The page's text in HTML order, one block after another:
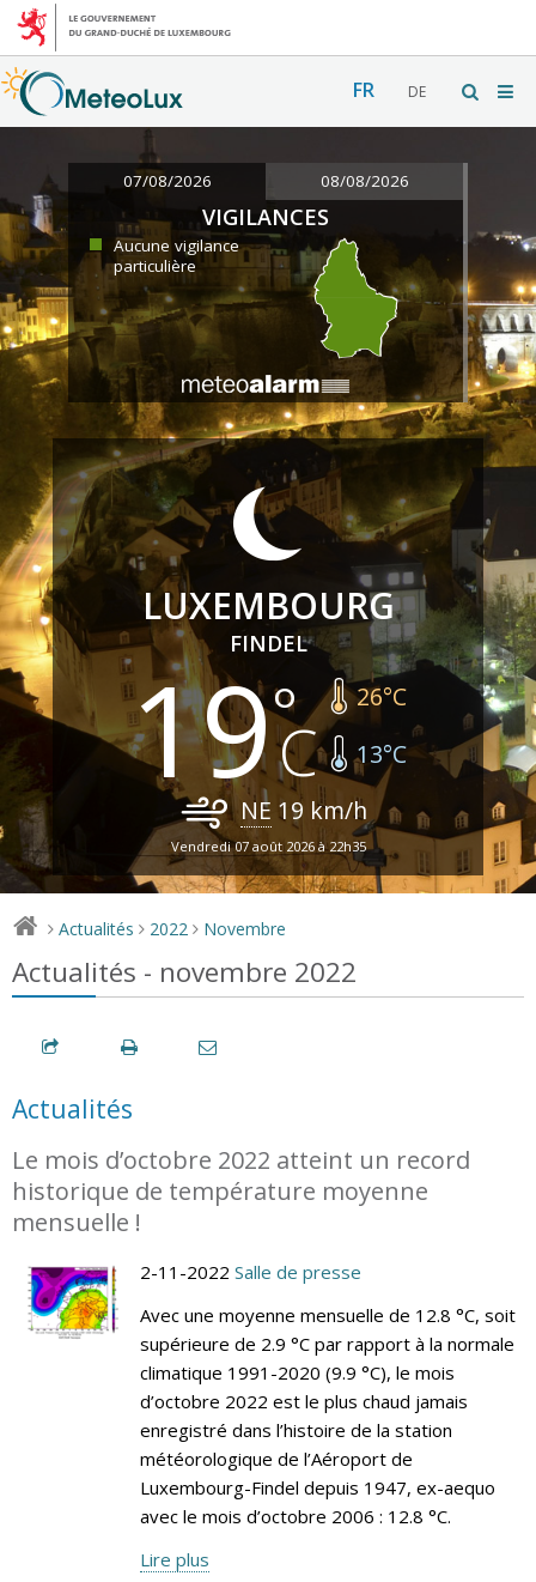
FR DE
07/08/2026 08/08/2026
VIGILANCES
Aucune vigilance
particulière
LUXEMBOURG
FINDEL
19 26°C
13°C
NE 19 km/h
Vendredi 07 août 2026 à 22h35
> Actualités > 2022 > Novembre
Actualités - novembre 2022
Actualités
Le mois d’octobre 2022 atteint un record
historique de température moyenne
mensuelle !
2-11-2022 Salle de presse
Avec une moyenne mensuelle de 12.8 °C, soit
supérieure de 2.9 °C par rapport à la normale
climatique 1991-2020 (9.9 °C), le mois
d’octobre 2022 est le plus chaud jamais
enregistré dans l’histoire de la station
météorologique de l’Aéroport de
Luxembourg-Findel depuis 1947, ex-aequo
avec le mois d’octobre 2006 : 12.8 °C.
Lire plus